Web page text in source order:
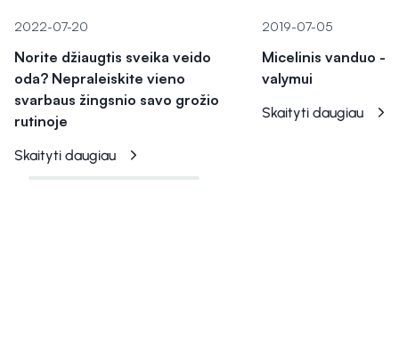
2022-07-20
Norite džiaugtis sveika veido
oda? Nepraleiskite vieno
svarbaus žingsnio savo grožio
rutinoje
Skaityti daugiau
2019-07-05
Micelinis vanduo -
valymui
Skaityti daugiau